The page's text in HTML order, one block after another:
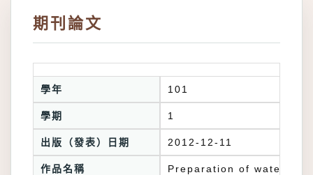
期刊論文
學年 101
學期 1
出版（發表）日期 2012-12-11
作品名稱 Preparation of water-